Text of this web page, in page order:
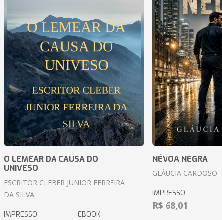
O LEMEAR DA CAUSA DO
UNIVESO
ESCRITOR CLEBER JUNIOR FERREIRA
DA SILVA
IMPRESSO EBOOK
NÉVOA NEGRA
GLÁUCIA CARDOSO
IMPRESSO
R$ 68,01